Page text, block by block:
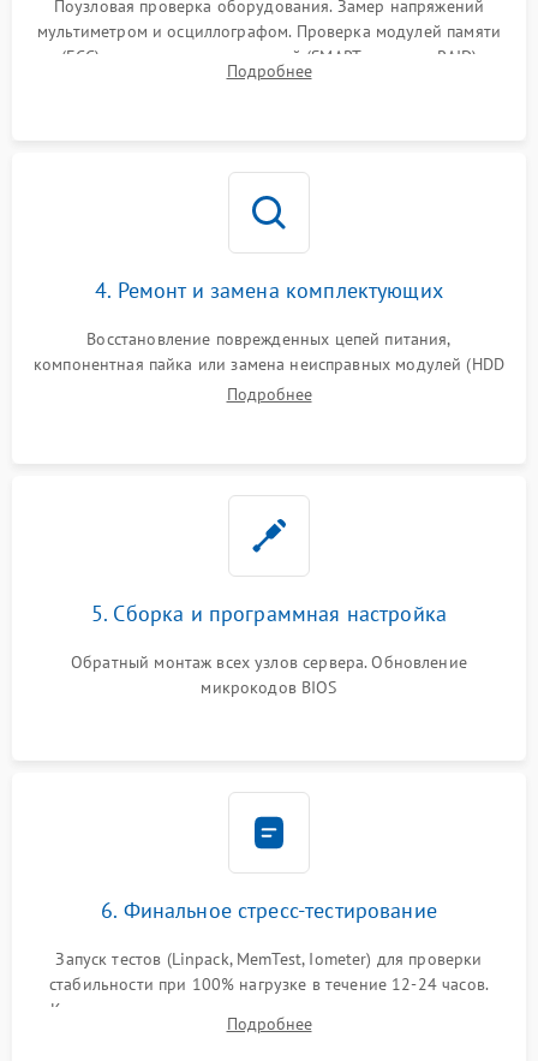
Поузловая проверка оборудования. Замер напряжений
мультиметром и осциллографом. Проверка модулей памяти
(ECC) и состояния накопителей (SMART, массивы RAID)
специализированными диагностическими утилитами.
Подробнее
4. Ремонт и замена комплектующих
Восстановление поврежденных цепей питания,
компонентная пайка или замена неисправных модулей (HDD
Подробнее
5. Сборка и программная настройка
Обратный монтаж всех узлов сервера. Обновление
микрокодов BIOS
6. Финальное стресс-тестирование
Запуск тестов (Linpack, MemTest, Iometer) для проверки
стабильности при 100% нагрузке в течение 12-24 часов.
Контроль температурных режимов, проверка отсутствия
троттлинга и подготовка сервера к выдаче.
Подробнее